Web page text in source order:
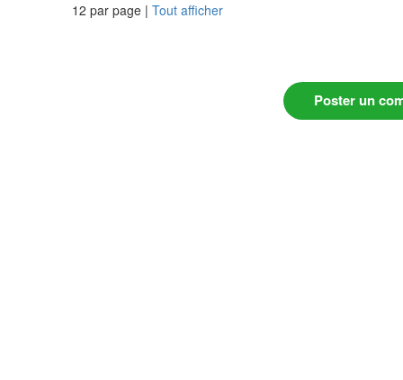
12 par page | Tout afficher
Poster un